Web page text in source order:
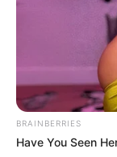
Την λένε
ώρα από
Θλίψη στην
Ακολουθήστε
News
BRAINBERRIES
Have You Seen